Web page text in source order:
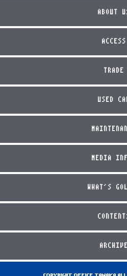
ABOUT
ACCESS
TRADE
USED
MEDIA
WHAT'S
ARCHIVE